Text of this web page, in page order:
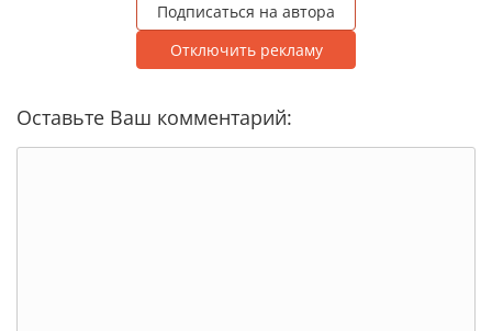
Подписаться на автора
Отключить рекламу
Оставьте Ваш комментарий: